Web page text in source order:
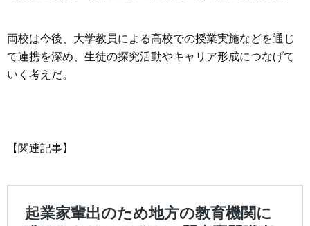
両校は今後、大学教員による高校での授業実施などを通じ
て連携を深め、生徒の探究活動やキャリア形成につなげて
いく考えだ。
【関連記事】